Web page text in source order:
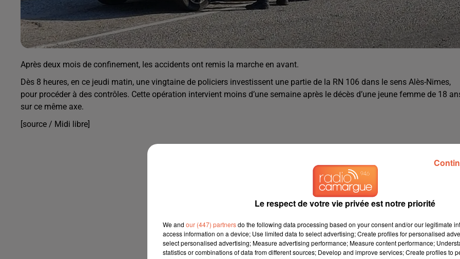
Après deux mois de confinement, les accidents ont remis la marche en avant.
Dès 8 heures, en ce jeudi matin, une vingtaine de policiers investissent une partie de la RN 106 dans le sens Alès-Nimes,
pour procéder à des contrôles. Cette opération intervient moins d’une semaine après le décès d’une jeune femme de 18
sur ce même axe.
[source / Midi libre]
Le respect de votre vie privée est notre priorité
We and our (447) partnersdo the following data processing based on your consent and/or our legitimate
access information on a device; Use limited data to select advertising; Create profiles for personalised
select personalised advertising; Measure advertising performance; Measure content performance;
statistics or combinations of data from different sources; Develop and improve services; Create profiles to